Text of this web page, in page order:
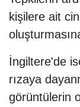
kişilere ait
İngiltere'de
rızaya
görüntülerin